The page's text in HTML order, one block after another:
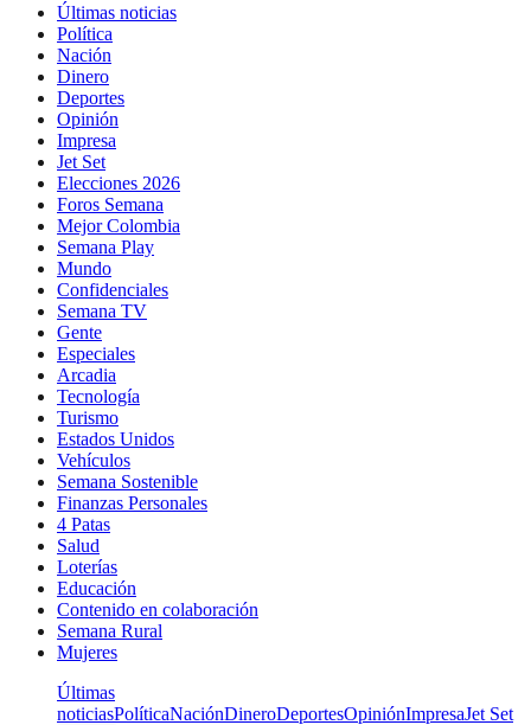
Últimas noticias
Política
Nación
Dinero
Deportes
Opinión
Impresa
Jet Set
Elecciones 2026
Foros Semana
Mejor Colombia
Semana Play
Mundo
Confidenciales
Semana TV
Gente
Especiales
Arcadia
Tecnología
Turismo
Estados Unidos
Vehículos
Semana Sostenible
Finanzas Personales
4 Patas
Salud
Loterías
Educación
Contenido en colaboración
Semana Rural
Mujeres
Últimas
noticiasPolíticaNaciónDineroDeportesOpiniónImpresaJet Set